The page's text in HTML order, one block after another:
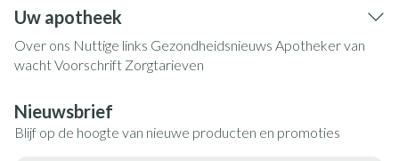
Uw apotheek
Over ons Nuttige links Gezondheidsnieuws Apotheker van
wachtVoorschrift Zorgtarieven
Nieuwsbrief
Blijf op de hoogte van nieuwe producten en promoties